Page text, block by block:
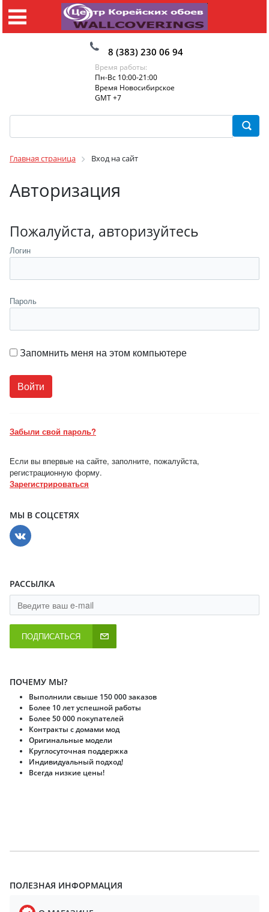
8 (383) 230 06 94
Время работы:
Пн-Вс 10:00-21:00
Время Новосибирское
GMT +7
Главная страница Вход на сайт
Авторизация
Пожалуйста, авторизуйтесь
Логин
Пароль
Запомнить меня на этом компьютере
Забыли свой пароль?
Если вы впервые на сайте, заполните, пожалуйста,
регистрационную форму.
Зарегистрироваться
МЫ В СОЦСЕТЯХ
РАССЫЛКА
ПОДПИСАТЬСЯ
ПОЧЕМУ МЫ?
Выполнили свыше 150 000 заказов
Более 10 лет успешной работы
Более 50 000 покупателей
Контракты с домами мод
Оригинальные модели
Круглосуточная поддержка
Индивидуальный подход!
Всегда низкие цены!
ПОЛЕЗНАЯ ИНФОРМАЦИЯ